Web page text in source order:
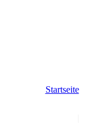
Startseite